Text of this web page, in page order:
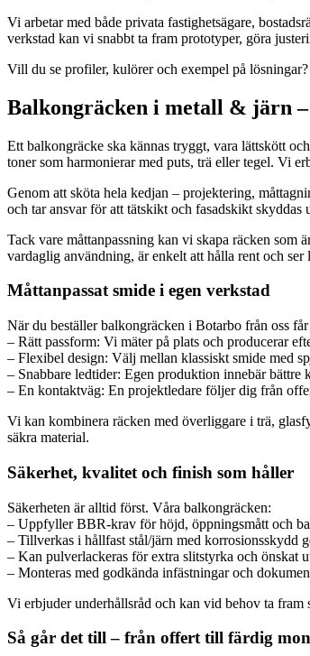
Vi arbetar med både privata fastighetsägare,
verkstad kan vi snabbt ta fram prototyper, göra
Vill du se profiler, kulörer och exempel på
Balkongräcken i metall & järn
Ett balkongräcke ska kännas tryggt, vara lättskött
toner som harmonierar med puts, trä eller tegel. Vi
Genom att sköta hela kedjan – projektering,
och tar ansvar för att tätskikt och fasadskikt
Tack vare måttanpassning kan vi skapa räcken som
vardaglig användning, är enkelt att hålla rent och ser
Måttanpassat smide i egen verkstad
När du beställer balkongräcken i Botarbo från oss
– Rätt passform: Vi mäter på plats och producerar
– Flexibel design: Välj mellan klassiskt smide med
– Snabbare ledtider: Egen produktion innebär
– En kontaktväg: En projektledare följer dig från
Vi kan kombinera räcken med överliggare i trä,
säkra material.
Säkerhet, kvalitet och finish som håller
Säkerheten är alltid först. Våra balkongräcken:
– Uppfyller BBR-krav för höjd, öppningsmått och
– Tillverkas i hållfast stål/järn med korrosionsskydd
– Kan pulverlackeras för extra slitstyrka och önskat
– Monteras med godkända infästningar och
Vi erbjuder underhållsråd och kan vid behov ta
Så går det till – från offert till färdig